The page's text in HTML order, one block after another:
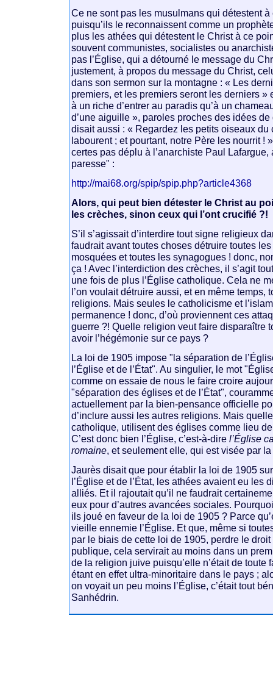
Ce ne sont pas les musulmans qui détestent
puisqu’ils le reconnaissent comme un
plus les athées qui détestent le Christ à ce
souvent communistes, socialistes ou
pas l’Église, qui a détourné le message du
justement, à propos du message du Christ,
dans son sermon sur la montagne : « Les
premiers, et les premiers seront les derniers »
à un riche d’entrer au paradis qu’à un
d’une aiguille », paroles proches des idées
disait aussi : « Regardez les petits oiseaux du
labourent ; et pourtant, notre Père les nourrit !
certes pas déplu à l’anarchiste Paul
paresse" :
http://mai68.org/spip/spip.php?article4368
Alors, qui peut bien détester le Christ au
les crèches, sinon ceux qui l’ont crucifié ?!
S’il s’agissait d’interdire tout signe religieux
faudrait avant toutes choses détruire toutes
mosquées et toutes les synagogues ! donc,
ça ! Avec l’interdiction des crèches, il s’agit
une fois de plus l’Église catholique. Cela ne
l’on voulait détruire aussi, et en même temps,
religions. Mais seules le catholicisme et
permanence ! donc, d’où proviennent ces
guerre ?! Quelle religion veut faire disparaître
avoir l’hégémonie sur ce pays ?
La loi de 1905 impose "la séparation de
l’Église et de l’État". Au singulier, le mot
comme on essaie de nous le faire croire
"séparation des églises et de l’État",
actuellement par la bien-pensance officielle
d’inclure aussi les autres religions. Mais
catholique, utilisent des églises comme lieu
C’est donc bien l’Église, c’est-à-direl’Église
romaine, et seulement elle, qui est visée par
Jaurès disait que pour établir la loi de 1905
l’Église et de l’État, les athées avaient eu les
alliés. Et il rajoutait qu’il ne faudrait
eux pour d’autres avancées sociales.
ils joué en faveur de la loi de 1905 ? Parce
vieille ennemie l’Église. Et que, même si
par le biais de cette loi de 1905, perdre le
publique, cela servirait au moins dans un
de la religion juive puisqu’elle n’était de toute
étant en effet ultra-minoritaire dans le pays ;
on voyait un peu moins l’Église, c’était tout
Sanhédrin.